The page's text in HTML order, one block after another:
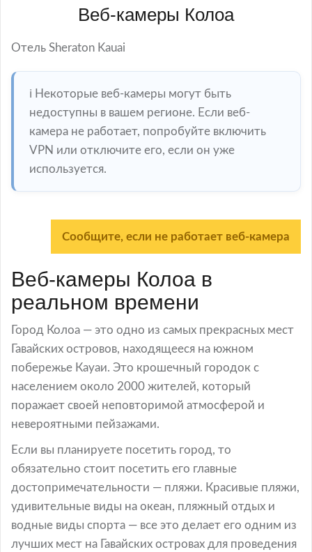
Веб-камеры Колоа
Отель Sheraton Kauai
ℹ️ Некоторые веб-камеры могут быть
недоступны в вашем регионе. Если веб-
камера не работает, попробуйте включить
VPN или отключите его, если он уже
используется.
Сообщите, если не работает веб-камера
Веб-камеры Колоа в
реальном времени
Город Колоа — это одно из самых прекрасных мест
Гавайских островов, находящееся на южном
побережье Кауаи. Это крошечный городок с
населением около 2000 жителей, который
поражает своей неповторимой атмосферой и
невероятными пейзажами.
Если вы планируете посетить город, то
обязательно стоит посетить его главные
достопримечательности — пляжи. Красивые пляжи,
удивительные виды на океан, пляжный отдых и
водные виды спорта — все это делает его одним из
лучших мест на Гавайских островах для проведения